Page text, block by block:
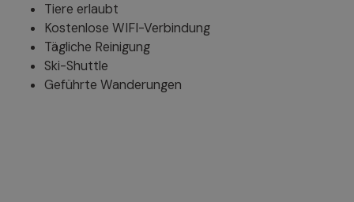
Tiere erlaubt
Kostenlose WIFI-Verbindung
Tägliche Reinigung
Ski-Shuttle
Geführte Wanderungen